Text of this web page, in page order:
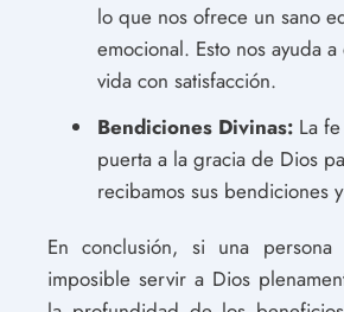
lo que nos ofrece un sano
emocional. Esto nos ayuda
vida con satisfacción.
Bendiciones Divinas: La
puerta a la gracia de Dios
recibamos sus bendiciones
En conclusión, si una
imposible servir a Dios